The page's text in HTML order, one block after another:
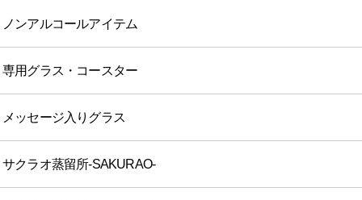
ノンアルコールアイテム
専用グラス・コースター
メッセージ入りグラス
サクラオ蒸留所-SAKURAO-